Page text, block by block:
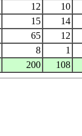
12
10
15
14
65
12
8
1
200 108